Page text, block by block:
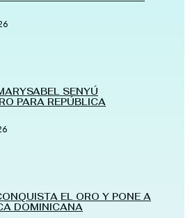
SENYÚ
PARA REPÚBLICA
EL ORO Y PONE A
DOMINICANA